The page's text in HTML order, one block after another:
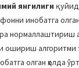
янгилиги
инобатга
нормаллаштириш
ошириш алгоритми
олган ҳолда